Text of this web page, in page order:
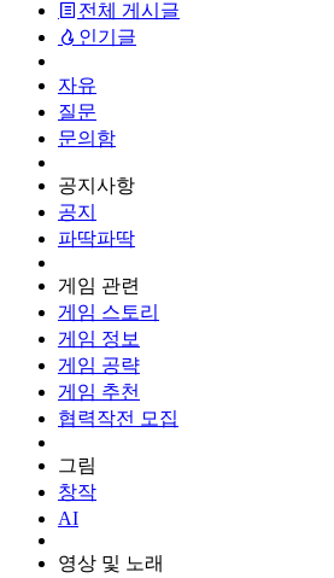
전체 게시글
인기글
자유
질문
문의함
공지사항
공지
파딱파딱
게임 관련
게임 스토리
게임 정보
게임 공략
게임 추천
협력작전 모집
그림
창작
AI
영상 및 노래